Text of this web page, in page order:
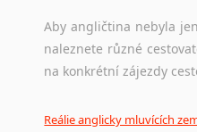
Aby angličtina nebyla
naleznete různé
na konkrétní zájezdy
Reálie anglicky mluvících